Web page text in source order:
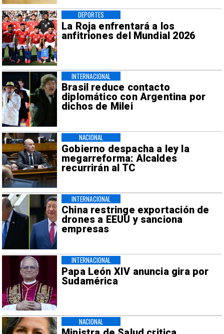
La Roja enfrentará a los
anfitriones del Mundial 2026
DEPORTES
Brasil reduce contacto
diplomático con Argentina por
dichos de Milei
INTERNACIONAL
Gobierno despacha a ley la
megarreforma: Alcaldes
recurrirán al TC
NACIONAL
China restringe exportación de
drones a EEUU y sanciona
empresas
INTERNACIONAL
Papa León XIV anuncia gira por
Sudamérica
INTERNACIONAL
NACIONAL